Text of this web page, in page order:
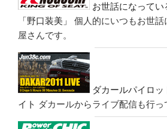
お世話になって
「野口装美」
個人的にいつもお世話
屋さんです。
ダカールパイロ
イト ダカールからライブ配信も行っ